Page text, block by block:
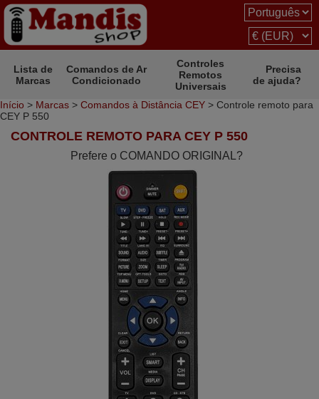
Lista de
Marcas
Comandos de Ar
Condicionado
Controles
Remotos
Universais
Precisa
de ajuda?
Início > Marcas > Comandos à Distância CEY > Controle remoto para
CEY P 550
CONTROLE REMOTO PARA CEY P 550
Prefere o COMANDO ORIGINAL?